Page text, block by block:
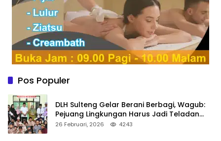
Pos Populer
DLH Sulteng Gelar Berani Berbagi, Wagub:
Pejuang Lingkungan Harus Jadi Teladan
Kepedulian
26 Februari, 2026 4243